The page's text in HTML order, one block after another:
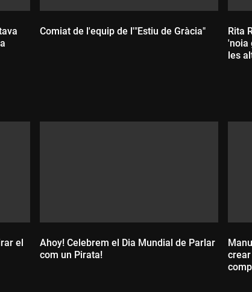
Comiat de l'equip de l'"Estiu de Gràcia"
Rita
'noia
les
el
Ahoy! Celebrem el Dia Mundial de Parlar
com un Pirata!
crear